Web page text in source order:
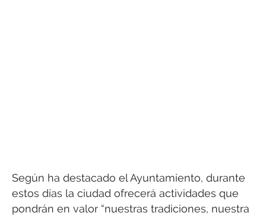
Según ha destacado el Ayuntamiento, durante
estos días la ciudad ofrecerá actividades que
pondrán en valor “nuestras tradiciones, nuestra